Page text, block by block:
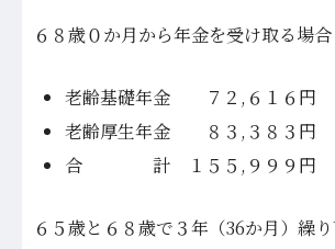
６８歳０か月から年金を受け取る場合
老齢基礎年金 ７２,６１６円
老齢厚生年金 ８３,３８３円
合 計 １５５,９９９円
６５歳と６８歳で３年（36か月）繰